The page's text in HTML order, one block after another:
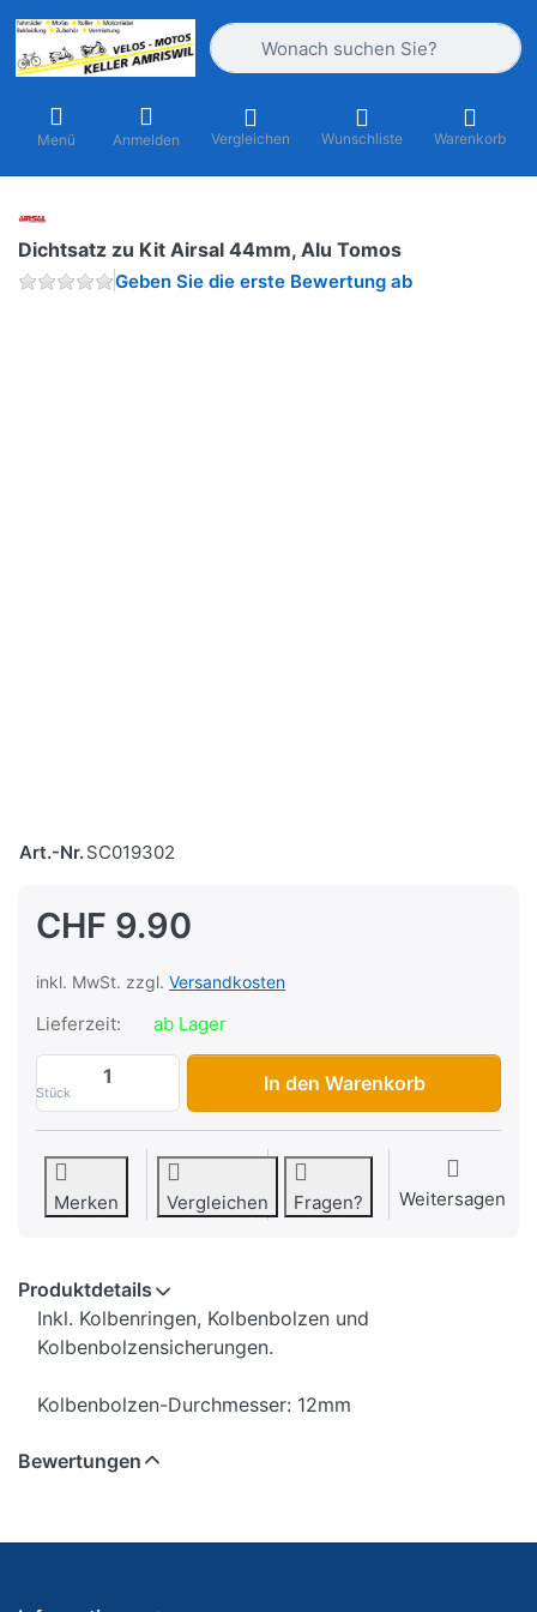
Geben Sie einen Suchbegriff ein.
Menü Anmelden Vergleichen Wunschliste Warenkorb
Dichtsatz zu Kit Airsal 44mm, Alu Tomos
Geben Sie die erste Bewertung ab
Art.-Nr.SC019302
CHF 9.90
inkl. MwSt. zzgl. Versandkosten
Lieferzeit: ab Lager
Stück
Dichtsatz zu Kit Airsal 44mm, Alu Tomos
In den Warenkorb
Merken Vergleichen Fragen? Weitersagen
Produktdetails
Inkl. Kolbenringen, Kolbenbolzen und
Kolbenbolzensicherungen.
Kolbenbolzen-Durchmesser: 12mm
Bewertungen